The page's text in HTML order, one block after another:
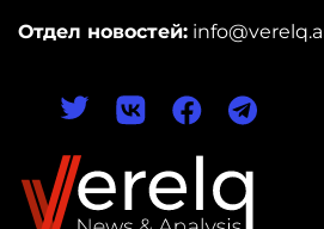
Отдел новостей: